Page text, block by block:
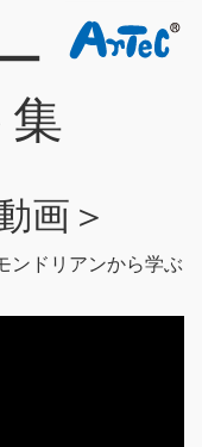
画＞
ドリアンから学ぶ